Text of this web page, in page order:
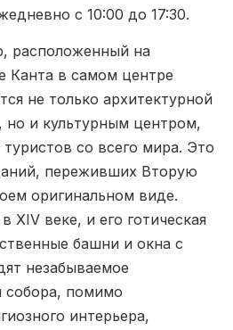
с 10:00 до 17:30.
расположенный на
Канта в самом центре
не только архитектурной
и культурным центром,
со всего мира. Это
переживших Вторую
оригинальном виде.
XIV веке, и его готическая
башни и окна с
незабываемое
собора, помимо
интерьера,